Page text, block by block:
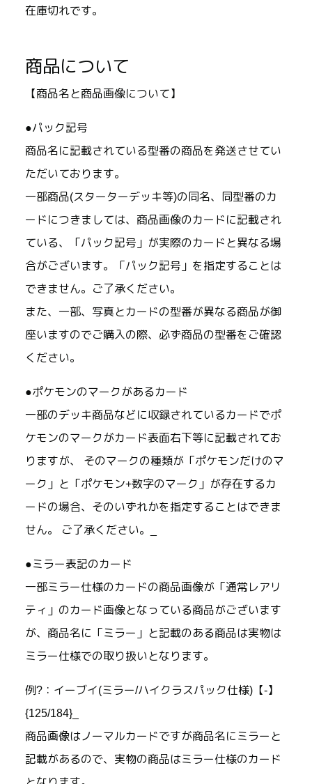
在庫切れです。
商品について
【商品名と商品画像について】
●パック記号
商品名に記載されている型番の商品を発送させてい
ただいております。
一部商品(スターターデッキ等)の同名、同型番のカ
ードにつきましては、商品画像のカードに記載され
ている、「パック記号」が実際のカードと異なる場
合がございます。「パック記号」を指定することは
できません。ご了承ください。
また、一部、写真とカードの型番が異なる商品が御
座いますのでご購入の際、必ず商品の型番をご確認
ください。
●ポケモンのマークがあるカード
一部のデッキ商品などに収録されているカードでポ
ケモンのマークがカード表面右下等に記載されてお
りますが、 そのマークの種類が「ポケモンだけのマ
ーク」と「ポケモン+数字のマーク」が存在するカ
ードの場合、そのいずれかを指定することはできま
せん。 ご了承ください。_
●ミラー表記のカード
一部ミラー仕様のカードの商品画像が「通常レアリ
ティ」のカード画像となっている商品がございます
が、商品名に「ミラー」と記載のある商品は実物は
ミラー仕様での取り扱いとなります。
例?：イーブイ(ミラー/ハイクラスパック仕様)【-】
{125/184}_
商品画像はノーマルカードですが商品名にミラーと
記載があるので、実物の商品はミラー仕様のカード